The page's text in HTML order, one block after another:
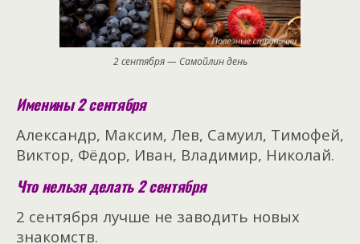
2 сентября — Самойлин день
Именины 2 сентября
Александр, Максим, Лев, Самуил, Тимофей,
Виктор, Фёдор, Иван, Владимир, Николай.
Что нельзя делать 2 сентября
2 сентября лучше не заводить новых
знакомств.